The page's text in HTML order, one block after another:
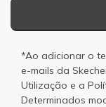
*Ao adicionar o
e-mails da
Utilização e a
Determinados